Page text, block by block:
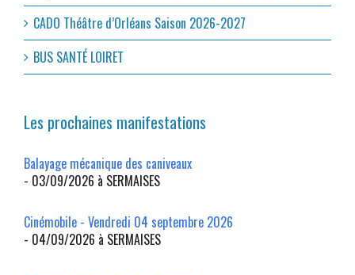
CADO Théâtre d’Orléans Saison 2026-2027
BUS SANTÉ LOIRET
Les prochaines manifestations
Balayage mécanique des caniveaux
- 03/09/2026 à SERMAISES
Cinémobile - Vendredi 04 septembre 2026
- 04/09/2026 à SERMAISES